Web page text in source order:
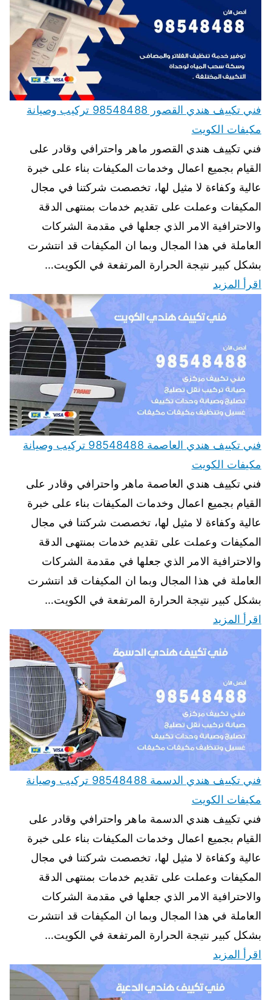
فني تكييف هندي القصور 98548488 تركيب وصيانة
مكيفات الكويت
فني تكييف هندي القصور ماهر واحترافي وقادر على
القيام بجميع اعمال وخدمات المكيفات بناء على خبرة
عالية وكفاءة لا مثيل لها، تخصصت شركتنا في مجال
المكيفات وعملت على تقديم خدمات بمنتهى الدقة
والاحترافية الامر الذي جعلها في مقدمة الشركات
العاملة في هذا المجال وبما ان المكيفات قد انتشرت
بشكل كبير نتيجة الحرارة المرتفعة في الكويت…
اقرأ المزيد
فني تكييف هندي العاصمة 98548488 تركيب وصيانة
مكيفات الكويت
فني تكييف هندي العاصمة ماهر واحترافي وقادر على
القيام بجميع اعمال وخدمات المكيفات بناء على خبرة
عالية وكفاءة لا مثيل لها، تخصصت شركتنا في مجال
المكيفات وعملت على تقديم خدمات بمنتهى الدقة
والاحترافية الامر الذي جعلها في مقدمة الشركات
العاملة في هذا المجال وبما ان المكيفات قد انتشرت
بشكل كبير نتيجة الحرارة المرتفعة في الكويت…
اقرأ المزيد
فني تكييف هندي الدسمة 98548488 تركيب وصيانة
مكيفات الكويت
فني تكييف هندي الدسمة ماهر واحترافي وقادر على
القيام بجميع اعمال وخدمات المكيفات بناء على خبرة
عالية وكفاءة لا مثيل لها، تخصصت شركتنا في مجال
المكيفات وعملت على تقديم خدمات بمنتهى الدقة
والاحترافية الامر الذي جعلها في مقدمة الشركات
العاملة في هذا المجال وبما ان المكيفات قد انتشرت
بشكل كبير نتيجة الحرارة المرتفعة في الكويت…
اقرأ المزيد